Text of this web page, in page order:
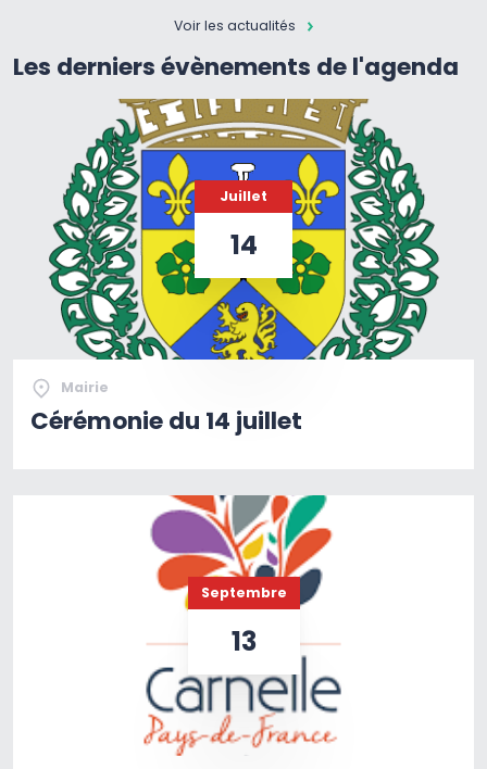
Voir les actualités
Les derniers évènements de l'agenda
Juillet
14
Mairie
Cérémonie du 14 juillet
Septembre
13